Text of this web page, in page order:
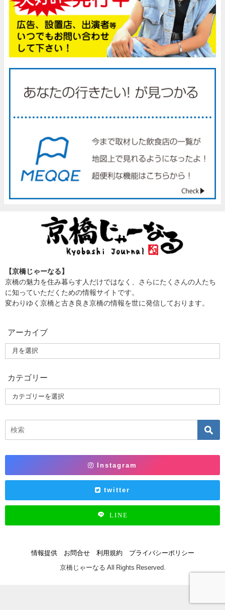
【京橋じゃーなる】
京橋の魅力を住み暮らす人だけではなく、さらにたくさんの人たち
に知っていただくための情報サイトです。
変わりゆく京橋と古き良き京橋の情報を世に発信しております。
アーカイブ
カテゴリー
Instagram
twitter
LINE
情報提供 お問合せ 利用規約 プライバシーポリシー
京橋じゃーなる All Rights Reserved.